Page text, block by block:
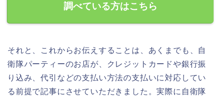
調べている方はこちら
それと、これからお伝えすることは、あくまでも、自
衛隊パーティーのお店が、クレジットカードや銀行振
り込み、代引などの支払い方法の支払いに対応してい
る前提で記事にさせていただきました。実際に自衛隊